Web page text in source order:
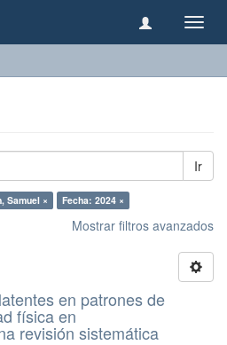
Ir
Samuel × Fecha: 2024 ×
Mostrar filtros avanzados
en patrones de
física en
revisión sistemática